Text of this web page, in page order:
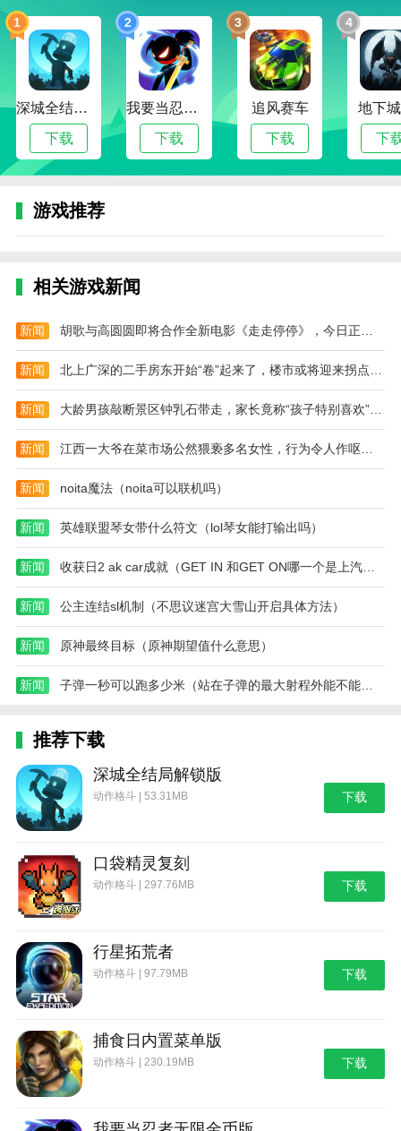
2.changed游戏有非常丰富的剧情内容，可以带给你不
一样的游戏感体验。
3.游戏中有许多不同的元素。你可以在这里和各种角色
自由互动。
边肖建议
鬼屋恐怖3D:这个游戏有一个非常激动人心的故事。玩
戏采用画风打造整个游戏画面，每个角色都有自己的特
开始新的解谜冒险，体验不同的有趣游戏方法。游戏中
去探索真实的故事。
1
深城全结局解锁版
下载
2
我要当忍者无限金币版
下载
3
追风赛车
下载
4
地下
下
游戏推荐
相关游戏新闻
新闻 胡歌与高圆圆即将合作全新电影《走走停停》，今日正式开机（2023胡歌走走停停）
新闻 北上广深的二手房东开始“卷”起来了，楼市或将迎来拐点（2023二手房楼市）
新闻 大龄男孩敲断景区钟乳石带走，家长竟称“孩子特别喜欢”（2023钟乳石被破坏）
新闻 江西一大爷在菜市场公然猥亵多名女性，行为令人作呕（2023江西大爷猥亵）
新闻 noita魔法（noita可以联机吗）
新闻 英雄联盟琴女带什么符文（lol琴女能打输出吗）
新闻 收获日2 ak car成就（GET IN 和GET ON哪一个是上汽车）
新闻 公主连结sl机制（不思议迷宫大雪山开启具体方法）
新闻 原神最终目标（原神期望值什么意思）
新闻 子弹一秒可以跑多少米（站在子弹的最大射程外能不能看见子弹落在脚下）
推荐下载
深城全结局解锁版
动作格斗 | 53.31MB 下载
口袋精灵复刻
动作格斗 | 297.76MB 下载
行星拓荒者
动作格斗 | 97.79MB 下载
捕食日内置菜单版
动作格斗 | 230.19MB 下载